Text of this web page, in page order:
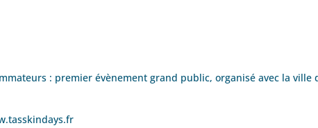
: premier évènement grand public, organisé avec la